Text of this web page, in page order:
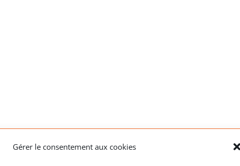
Gérer le consentement aux cookies